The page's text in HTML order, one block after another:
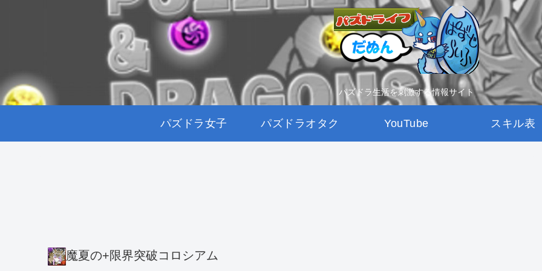
パズドラ生活を刺激する情報サイト
パズドラ女子 パズドラオタク YouTube スキル表
魔夏の+限界突破コロシアム